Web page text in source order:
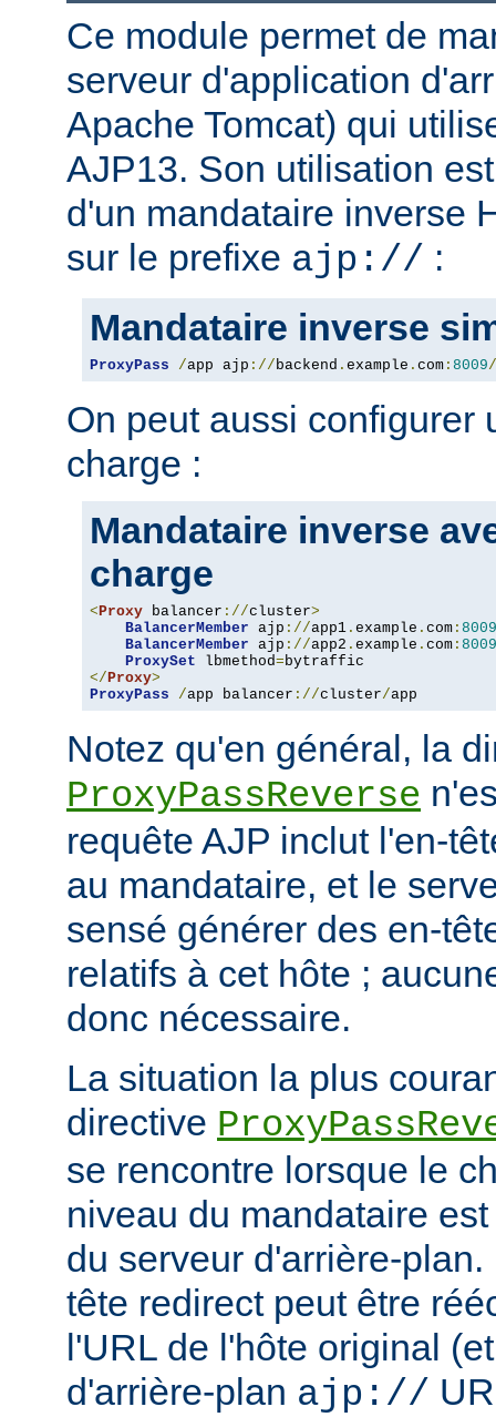
Ce module permet de
serveur d'application
Apache Tomcat) qui
AJP13. Son utilisation
d'un mandataire inverse
sur le prefixe ajp:// :
Mandataire inverse
ProxyPass /app ajp :// backend . example . com : 8009/
On peut aussi configurer
charge :
Mandataire inverse
charge
< Proxy balancer ://cluster>
BalancerMember ajp ://app1 . example . com : 8009
BalancerMember ajp ://app2 . example . com : 8009
ProxySet lbmethod=
</ Proxy>
ProxyPass
/app balancer ://cluster/app
Notez qu'en général, la
ProxyPassReverse
requête AJP inclut l'en-
au mandataire, et le
sensé générer des en-
relatifs à cet hôte ;
donc nécessaire.
La situation la plus
directive
se rencontre lorsque le
niveau du mandataire
du serveur d'arrière-
tête redirect peut être
l'URL de l'hôte original
d'arrière-plan ajp://